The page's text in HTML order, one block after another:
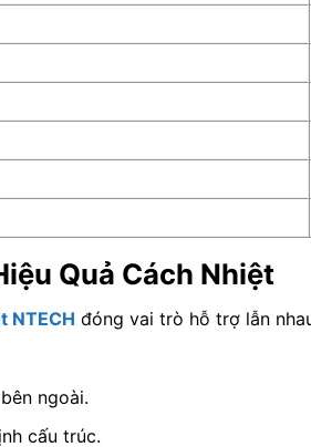
Quả Cách Nhiệt
NTECH đóng vai trò hỗ trợ lẫn
ngoài.
cấu trúc.